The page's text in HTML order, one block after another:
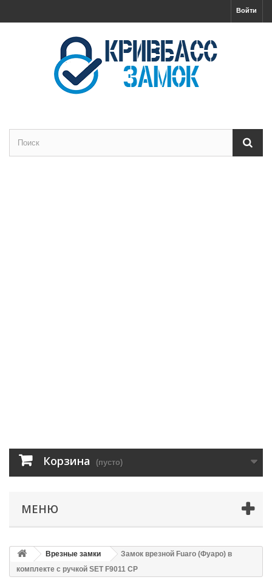
Войти
Корзина (пусто)
МЕНЮ
Врезные замки
Замок врезной Fuaro (Фуаро) в
комплекте с ручкой SET F9011 CP